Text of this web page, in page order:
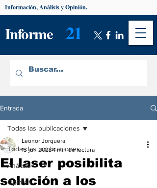
Informe 21
Información, Análisis y Opinión.
Entrada
Todas las publicaciones
Análisis
Opinión
Todas las publicaciones
El laser posibilita
solución a los
Leonor Jorquera
13 jun 2023 1 min de lectura